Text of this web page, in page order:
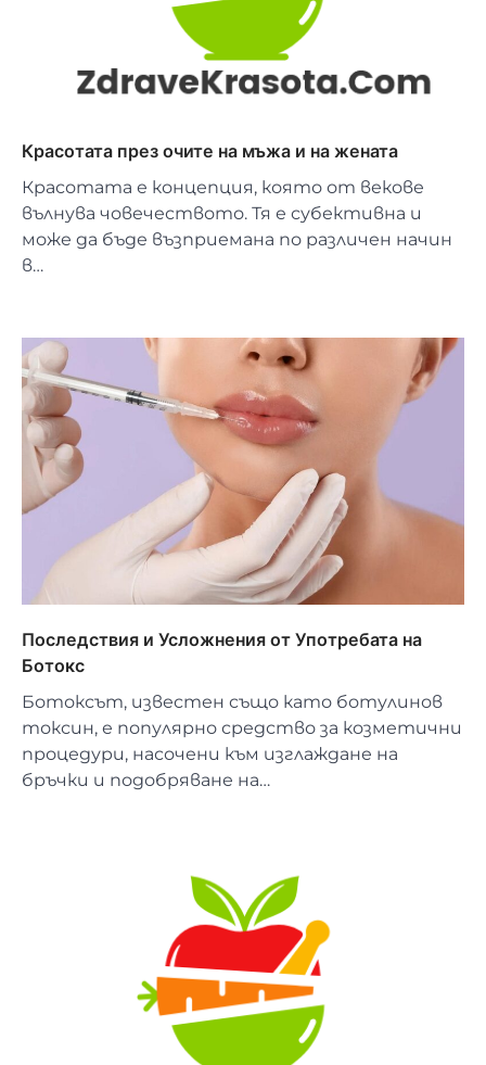
Красотата през очите на мъжа и на жената
Красотата е концепция, която от векове
вълнува човечеството. Тя е субективна и
може да бъде възприемана по различен начин
в…
Последствия и Усложнения от Употребата на
Ботокс
Ботоксът, известен също като ботулинов
токсин, е популярно средство за козметични
процедури, насочени към изглаждане на
бръчки и подобряване на…